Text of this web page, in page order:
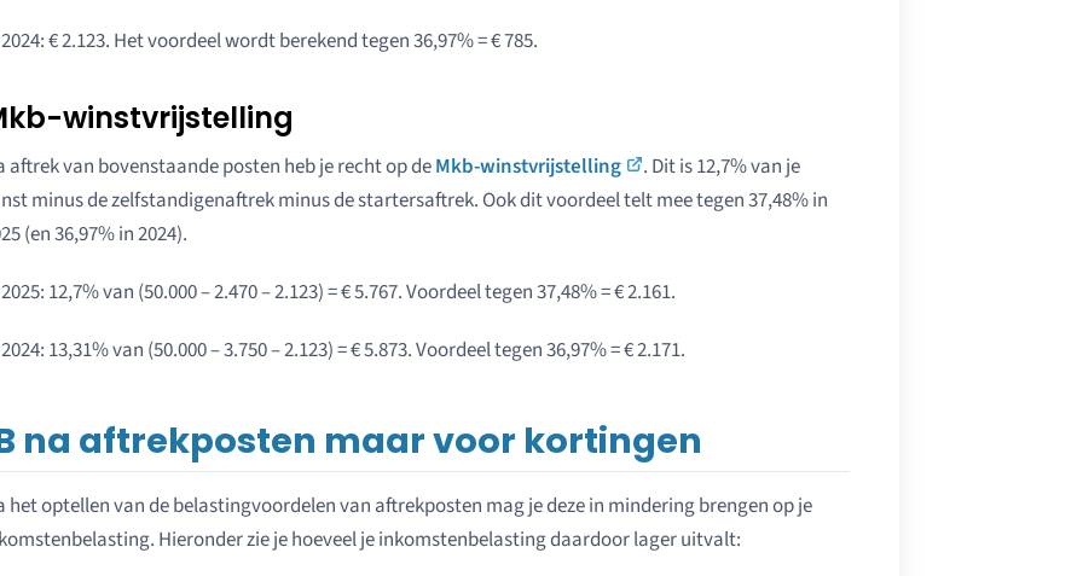
€ 2.123. Het voordeel wordt berekend tegen 36,97% = € 785.
winstvrijstelling
aftrek van bovenstaande posten heb je recht op deMkb-winstvrijstelling
. Dit is 12,7% van je
minus de zelfstandigenaftrek minus de startersaftrek. Ook dit voordeel telt mee tegen 37,48% in
(en 36,97% in 2024).
12,7% van (50.000 – 2.470 – 2.123) = € 5.767. Voordeel tegen 37,48% = € 2.161.
13,31% van (50.000 – 3.750 – 2.123) = € 5.873. Voordeel tegen 36,97% = € 2.171.
na aftrekposten maar voor kortingen
het optellen van de belastingvoordelen van aftrekposten mag je deze in mindering brengen op je
Hieronder zie je hoeveel je inkomstenbelasting daardoor lager uitvalt: